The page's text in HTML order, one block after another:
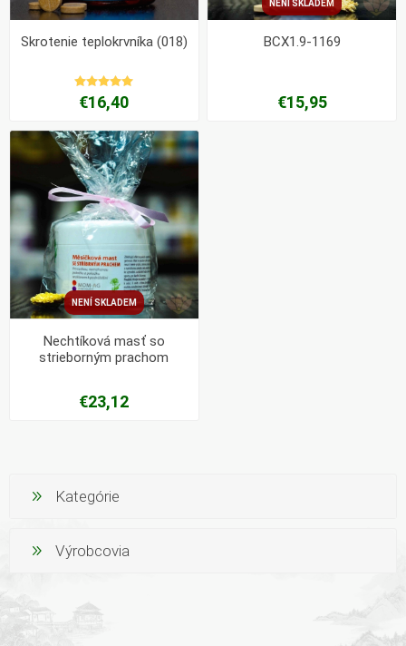
Skrotenie teplokrvníka (018)
€16,40
NENÍ SKLADEM
BCX1.9-1169
€15,95
NENÍ SKLADEM
Nechtíková masť so
strieborným prachom
€23,12
Kategórie
Výrobcovia